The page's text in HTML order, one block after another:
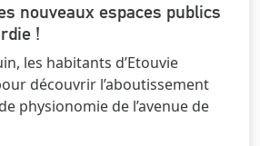
nouveaux espaces publics
!
les habitants d’Etouvie
découvrir l’aboutissement
physionomie de l’avenue de